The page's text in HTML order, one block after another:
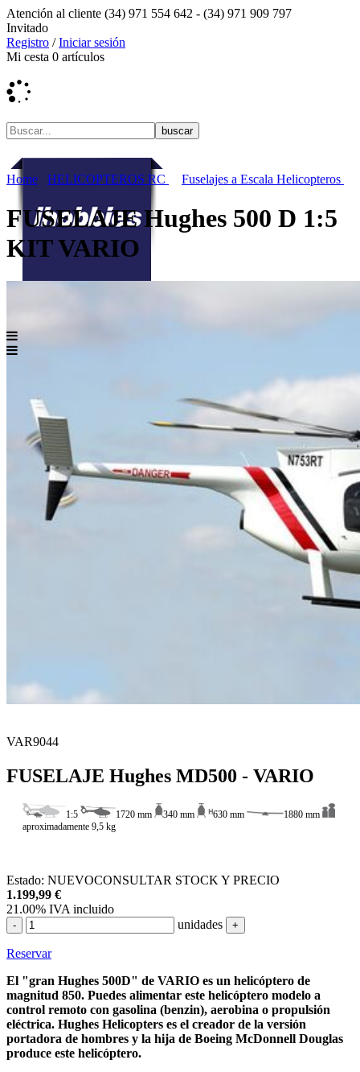
Atención al cliente (34) 971 554 642 - (34) 971 909 797
Invitado
Registro /Iniciar sesión
Mi cesta 0 artículos
Home HELICOPTEROS RC Fuselajes a Escala Helicopteros
FUSELAJE Hughes 500 D 1:5
KIT VARIO
VAR9044
FUSELAJE Hughes MD500 - VARIO
1:5 1720 mm 340 mm 630 mm
1880 mm
aproximadamente 9,5 kg
Estado: NUEVOCONSULTAR STOCK Y PRECIO
1.199,99 €
21.00% IVA incluido
- unidades +
Reservar
El "gran Hughes 500D" de VARIO es un helicóptero de
magnitud 850. Puedes alimentar este helicóptero modelo a
control remoto con gasolina (benzin), aerobina o propulsión
eléctrica. Hughes Helicopters es el creador de la versión
portadora de hombres y la hija de Boeing McDonnell Douglas
produce este helicóptero.